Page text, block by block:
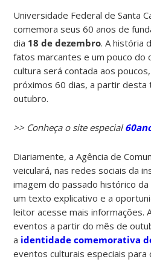
Universidade Federal de Santa
comemora seus 60 anos de
dia 18 de dezembro. A história
fatos marcantes e um pouco do
cultura será contada aos
próximos 60 dias, a partir desta
outubro.
>> Conheça o site especial
Diariamente, a Agência de
veiculará, nas redes sociais da
imagem do passado histórico
um texto explicativo e a
leitor acesse mais informações.
eventos a partir do mês de
a identidade comemorativa
eventos culturais especiais para